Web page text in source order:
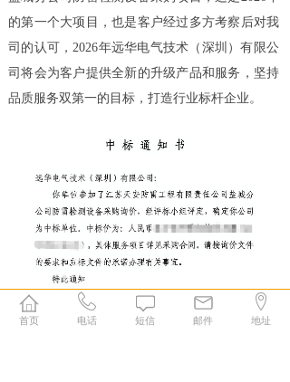
的第一个大项目，也是客户经过多方考察后对我
司的认可，2026年远华电气技术（深圳）有限公
司将会为客户提供全新的升级产品和服务，坚持
品质服务双第一的目标，打造行业标杆企业。
首页 电话 短信 邮件 地址